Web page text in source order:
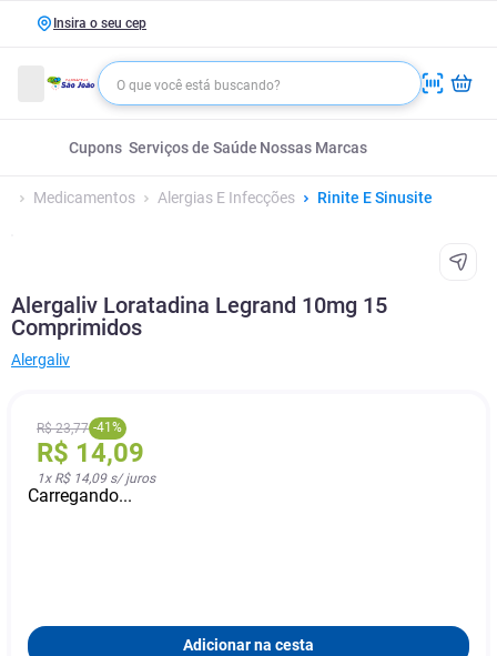
Insira o seu cep
Cupons Serviços de Saúde Nossas Marcas
Medicamentos Alergias E Infecções Rinite E Sinusite
Alergaliv Loratadina Legrand 10mg 15
Comprimidos
Alergaliv
R$ 23,77 -41 %
R$ 14,09
1x R$ 14,09s/ juros
Carregando...
Adicionar na cesta